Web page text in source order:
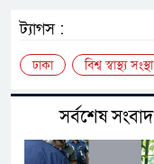
ট্যাগস :
ঢাকা বিশ্ব স্বাস্থ্য সংস্থা
সর্বশেষ সংবাদ